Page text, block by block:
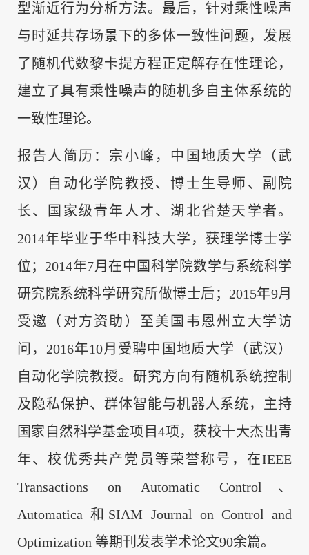
型渐近行为分析方法。最后，针对乘性噪声
与时延共存场景下的多体一致性问题，发展
了随机代数黎卡提方程正定解存在性理论，
建立了具有乘性噪声的随机多自主体系统的
一致性理论。
报告人简历：宗小峰，中国地质大学（武
汉）自动化学院教授、博士生导师、副院
长、国家级青年人才、湖北省楚天学者。
2014年毕业于华中科技大学，获理学博士学
位；2014年7月在中国科学院数学与系统科学
研究院系统科学研究所做博士后；2015年9月
受邀（对方资助）至美国韦恩州立大学访
问，2016年10月受聘中国地质大学（武汉）
自动化学院教授。研究方向有随机系统控制
及隐私保护、群体智能与机器人系统，主持
国家自然科学基金项目4项，获校十大杰出青
年、校优秀共产党员等荣誉称号，在IEEE
Transactions on Automatic Control、
Automatica 和SIAM Journal on Control and
Optimization 等期刊发表学术论文90余篇。